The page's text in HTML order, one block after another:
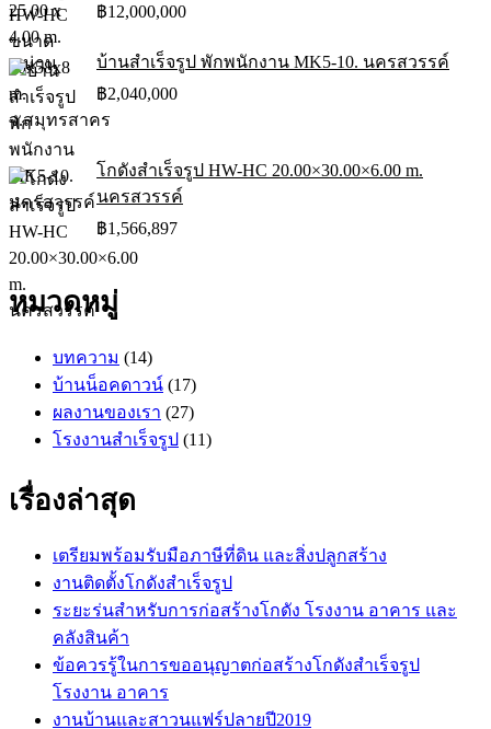
฿12,000,000
บ้านสำเร็จรูป พักพนักงาน MK5-10. นครสวรรค์
฿2,040,000
โกดังสำเร็จรูป HW-HC 20.00×30.00×6.00 m.
นครสวรรค์
฿1,566,897
หมวดหมู่
บทความ (14)
บ้านน็อคดาวน์ (17)
ผลงานของเรา (27)
โรงงานสำเร็จรูป (11)
เรื่องล่าสุด
เตรียมพร้อมรับมือภาษีที่ดิน และสิ่งปลูกสร้าง
งานติดตั้งโกดังสำเร็จรูป
ระยะร่นสำหรับการก่อสร้างโกดัง โรงงาน อาคาร และ
คลังสินค้า
ข้อควรรู้ในการขออนุญาตก่อสร้างโกดังสำเร็จรูป
โรงงาน อาคาร
งานบ้านและสาวนแฟร์ปลายปี2019